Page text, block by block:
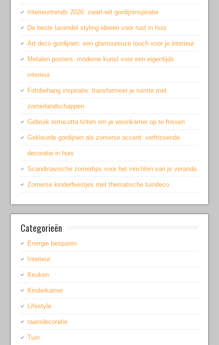
Interieurtrends 2026: zwart-wit gordijninspiratie
De beste lavendel styling ideeën voor rust in huis
Art deco gordijnen: een glamoureuze touch voor je interieur
Metalen posters: moderne kunst voor een eigentijds
interieur
Fotobehang inspiratie: transformeer je ruimte met
zomerlandschappen
Gebruik terracotta tinten om je woonkamer op te frissen
Gekleurde gordijnen als zomerse accent: verfrissende
decoratie in huis
Scandinavische zomertips voor het inrichten van je veranda
Zomerse kinderfeestjes met thematische tuindeco
Categorieën
Energie besparen
Interieur
Keuken
Kinderkamer
Lifestyle
raamdecoratie
Tuin